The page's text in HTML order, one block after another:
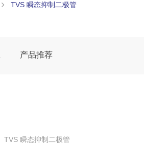
TVS 瞬态抑制二极管
产品推荐
TVS 瞬态抑制二极管